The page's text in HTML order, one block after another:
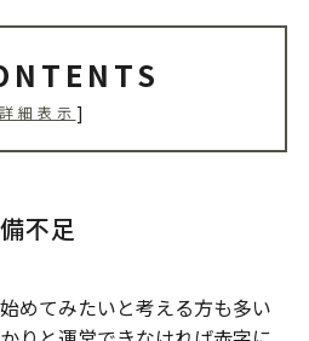
詳細表示 ]
不足
めてみたいと考える方も多い